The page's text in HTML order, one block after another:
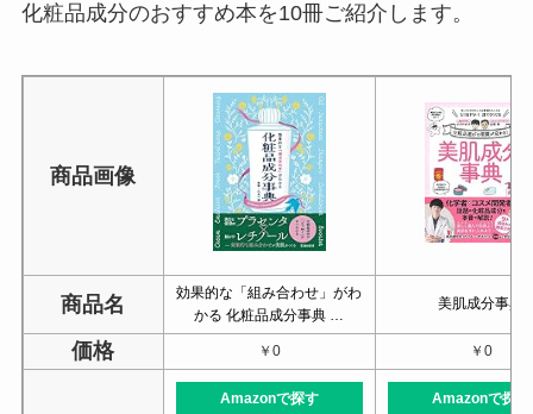
化粧品成分のおすすめ本を10冊ご紹介します。
商品画像
商品名
効果的な「組み合わせ」がわ
かる 化粧品成分事典 …
美肌成分事典
価格 ￥0 ￥0
Amazonで探す Amazonで探す